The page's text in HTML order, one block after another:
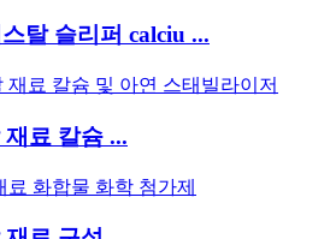
탈 슬리퍼 calciu ...
료 칼슘 ...